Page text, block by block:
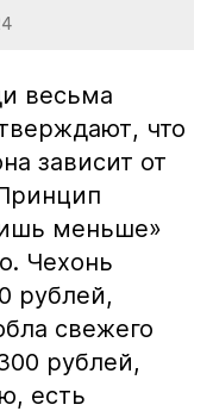
весьма
что
зависит от
меньше»
Чехонь
рублей,
свежего
рублей,
есть